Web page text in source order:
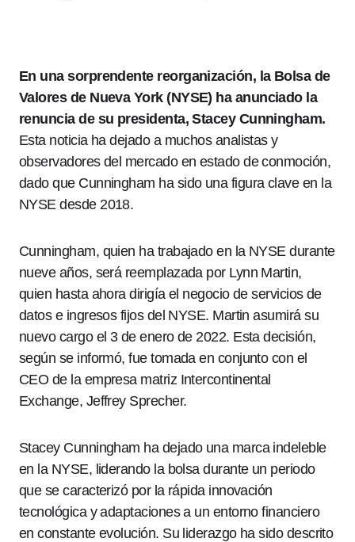
En una sorprendente reorganización, la Bolsa de
Valores de Nueva York (NYSE) ha anunciado la
renuncia de su presidenta, Stacey Cunningham.
Esta noticia ha dejado a muchos analistas y
observadores del mercado en estado de conmoción,
dado que Cunningham ha sido una figura clave en la
NYSE desde 2018.
Cunningham, quien ha trabajado en la NYSE durante
nueve años, será reemplazada por Lynn Martin,
quien hasta ahora dirigía el negocio de servicios de
datos e ingresos fijos del NYSE. Martin asumirá su
nuevo cargo el 3 de enero de 2022. Esta decisión,
según se informó, fue tomada en conjunto con el
CEO de la empresa matriz Intercontinental
Exchange, Jeffrey Sprecher.
Stacey Cunningham ha dejado una marca indeleble
en la NYSE, liderando la bolsa durante un periodo
que se caracterizó por la rápida innovación
tecnológica y adaptaciones a un entorno financiero
en constante evolución. Su liderazgo ha sido descrito